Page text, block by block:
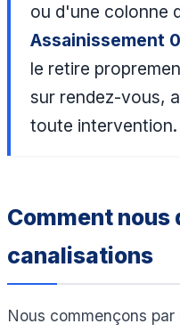
ou d'une colonne
Assainissement
le retire
sur rendez-vous,
toute intervention.
Comment nous
canalisations
Nous commençons par